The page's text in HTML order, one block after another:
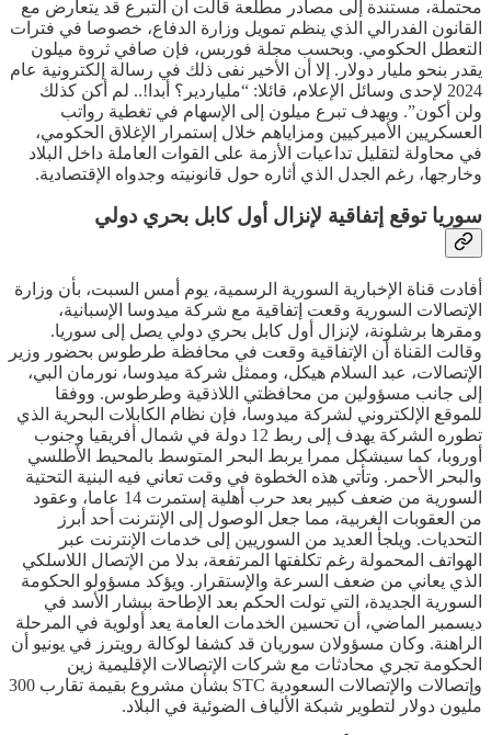
محتملة، مستندة إلى مصادر مطلعة قالت أن التبرع قد يتعارض مع
القانون الفدرالي الذي ينظم تمويل وزارة الدفاع، خصوصا في فترات
التعطل الحكومي. وبحسب مجلة فوربس، فإن صافي ثروة ميلون
يقدر بنحو مليار دولار. إلا أن الأخير نفى ذلك في رسالة إلكترونية عام
2024 لإحدى وسائل الإعلام، قائلا: “ملياردير؟ أبدا!.. لم أكن كذلك
ولن أكون”. ويهدف تبرع ميلون إلى الإسهام في تغطية رواتب
العسكريين الأميركيين ومزاياهم خلال إستمرار الإغلاق الحكومي،
في محاولة لتقليل تداعيات الأزمة على القوات العاملة داخل البلاد
وخارجها، رغم الجدل الذي أثاره حول قانونيته وجدواه الإقتصادية.
سوريا توقع إتفاقية لإنزال أول كابل بحري دولي
أفادت قناة الإخبارية السورية الرسمية، يوم أمس السبت، بأن وزارة
الإتصالات السورية وقعت إتفاقية مع شركة ميدوسا الإسبانية،
ومقرها برشلونة، لإنزال أول كابل بحري دولي يصل إلى سوريا.
وقالت القناة أن الإتفاقية وقعت في محافظة طرطوس بحضور وزير
الإتصالات، عبد السلام هيكل، وممثل شركة ميدوسا، نورمان البي،
إلى جانب مسؤولين من محافظتي اللاذقية وطرطوس. ووفقا
للموقع الإلكتروني لشركة ميدوسا، فإن نظام الكابلات البحرية الذي
تطوره الشركة يهدف إلى ربط 12 دولة في شمال أفريقيا وجنوب
أوروبا، كما سيشكل ممرا يربط البحر المتوسط بالمحيط الأطلسي
والبحر الأحمر. وتأتي هذه الخطوة في وقت تعاني فيه البنية التحتية
السورية من ضعف كبير بعد حرب أهلية إستمرت 14 عاما، وعقود
من العقوبات الغربية، مما جعل الوصول إلى الإنترنت أحد أبرز
التحديات. ويلجأ العديد من السوريين إلى خدمات الإنترنت عبر
الهواتف المحمولة رغم تكلفتها المرتفعة، بدلا من الإتصال اللاسلكي
الذي يعاني من ضعف السرعة والإستقرار. ويؤكد مسؤولو الحكومة
السورية الجديدة، التي تولت الحكم بعد الإطاحة ببشار الأسد في
ديسمبر الماضي، أن تحسين الخدمات العامة يعد أولوية في المرحلة
الراهنة. وكان مسؤولان سوريان قد كشفا لوكالة رويترز في يونيو أن
الحكومة تجري محادثات مع شركات الإتصالات الإقليمية زين
وإتصالات والإتصالات السعودية STC بشأن مشروع بقيمة تقارب 300
مليون دولار لتطوير شبكة الألياف الضوئية في البلاد.